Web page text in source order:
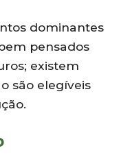
dominantes
pensados
existem
são elegíveis